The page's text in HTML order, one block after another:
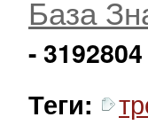
База
- 3192804
Теги: